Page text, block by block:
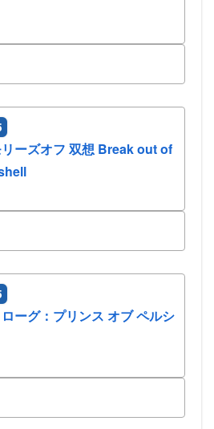
ーズオフ 双想 Break out of
ーグ：プリンス オブ ペルシ